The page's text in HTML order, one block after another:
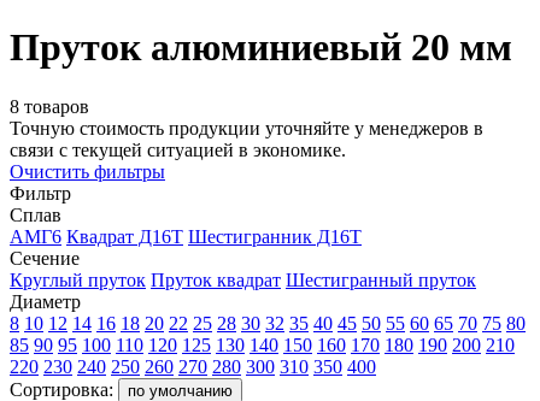
Пруток алюминиевый 20 мм
8 товаров
Точную стоимость продукции уточняйте у менеджеров в
связи с текущей ситуацией в экономике.
Очистить фильтры
Фильтр
Сплав
АМГ6 Квадрат Д16Т Шестигранник Д16Т
Сечение
Круглый пруток Пруток квадрат Шестигранный пруток
Диаметр
8 10 12 14 16 18 20 22 25 28 30 32 35 40 45 50 55 60 65 70 75 80
85 90 95 100 110 120 125 130 140 150 160 170 180 190 200 210
220 230 240 250 260 270 280 300 310 350 400
Сортировка:
по умолчанию